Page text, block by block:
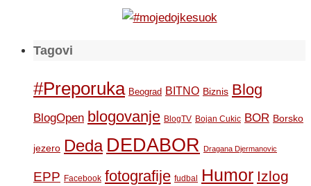
Tagovi
#Preporuka Beograd BITNO Biznis Blog
BlogOpen blogovanje BlogTV Bojan Cukic BOR Borsko
jezero Deda DEDABOR Dragana Djermanovic
EPP Facebook fotografije fudbal Humor Izlog